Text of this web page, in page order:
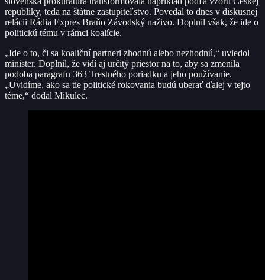
republiky, teda na štátne zastupiteľstvo. Povedal to dnes v diskusnej
relácii Rádia Expres Braňo Závodský naživo. Doplnil však, že ide o
politickú tému v rámci koalície.
„Ide o to, či sa koaliční partneri zhodnú alebo nezhodnú,“ uviedol
minister. Doplnil, že vidí aj určitý priestor na to, aby sa zmenila
podoba paragrafu 363 Trestného poriadku a jeho používanie.
„Uvidíme, ako sa tie politické rokovania budú uberať ďalej v tejto
téme,“ dodal Mikulec.